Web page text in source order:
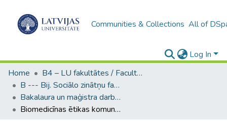
Communities & Collections All of
Log In
Home
B4 – LU fakultātes / Faculties of the UL
B --- Bij. Sociālo zinātņu fakultātes noslēguma darbi / Faculty of Social Sciences - Graduate works
Bakalaura un maģistra darbi (SZF) / Bachelor's and Master's theses
Biomedicīnas ētikas komunikācija Latvijas medicīnas žurnālos no 2000. līdz 2006. gadam